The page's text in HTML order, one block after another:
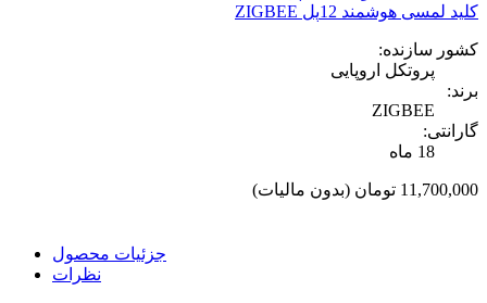
کلید لمسی هوشمند 12پل ZIGBEE
کشور سازنده:
پروتکل اروپایی
برند:
ZIGBEE
گارانتی:
18 ماه
11,700,000 تومان (بدون مالیات)
جزئیات محصول
نظرات